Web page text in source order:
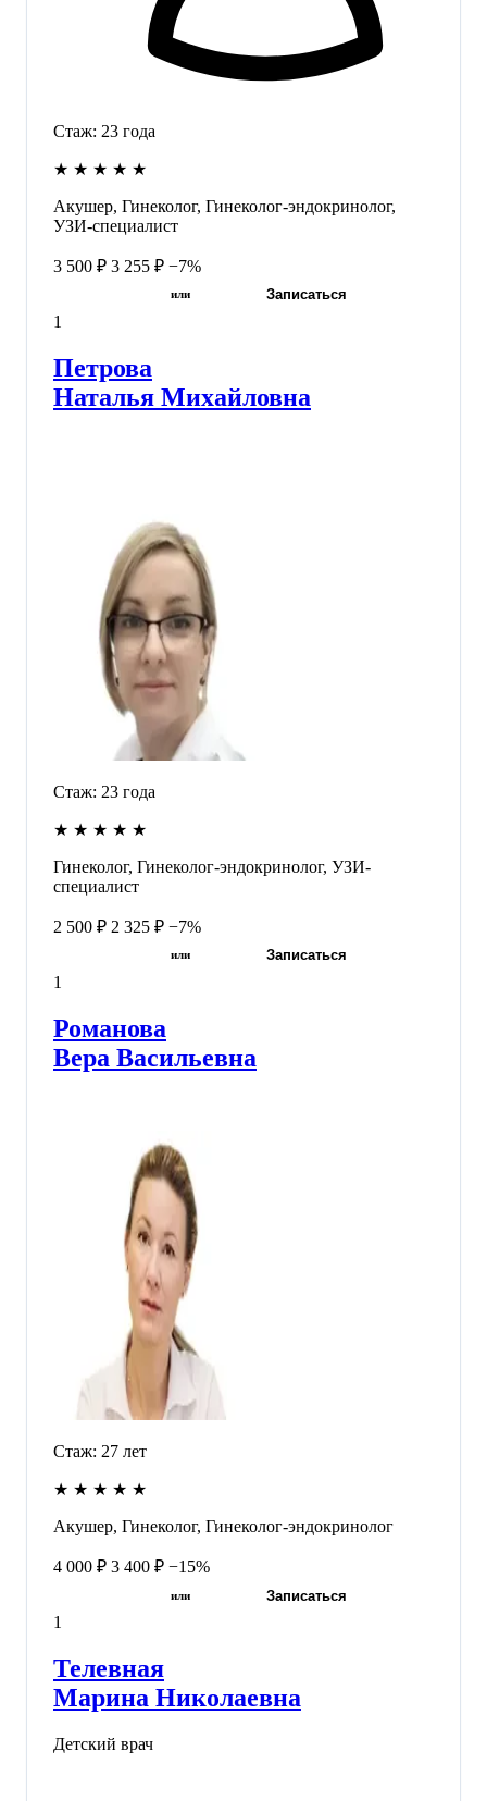
Стаж: 23 года
★ ★ ★ ★ ★
Акушер, Гинеколог, Гинеколог-эндокринолог,
УЗИ-специалист
3 500 ₽ 3 255 ₽ −7%
или Записаться
1
Петрова
Наталья Михайловна
Стаж: 23 года
★ ★ ★ ★ ★
Гинеколог, Гинеколог-эндокринолог, УЗИ-
специалист
2 500 ₽ 2 325 ₽ −7%
или Записаться
1
Романова
Вера Васильевна
Стаж: 27 лет
★ ★ ★ ★ ★
Акушер, Гинеколог, Гинеколог-эндокринолог
4 000 ₽ 3 400 ₽ −15%
или Записаться
1
Телевная
Марина Николаевна
Детский врач